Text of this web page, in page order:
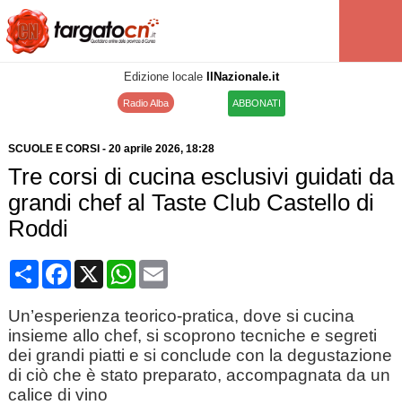
Edizione locale IlNazionale.it
Radio Alba ABBONATI
SCUOLE E CORSI - 20 aprile 2026, 18:28
Tre corsi di cucina esclusivi guidati da
grandi chef al Taste Club Castello di
Roddi
CondividiFacebook
X WhatsApp
Email
Un’esperienza teorico-pratica, dove si cucina
insieme allo chef, si scoprono tecniche e segreti
dei grandi piatti e si conclude con la degustazione
di ciò che è stato preparato, accompagnata da un
calice di vino